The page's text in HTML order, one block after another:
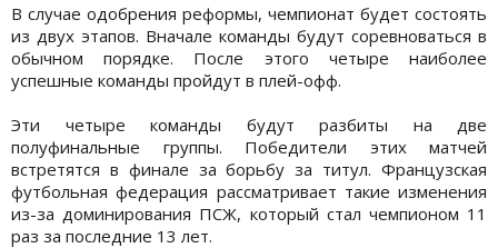
В случае одобрения реформы, чемпионат будет состоять
из двух этапов. Вначале команды будут соревноваться в
обычном порядке. После этого четыре наиболее
успешные команды пройдут в плей-офф.
Эти четыре команды будут разбиты на две
полуфинальные группы. Победители этих матчей
встретятся в финале за борьбу за титул. Французская
футбольная федерация рассматривает такие изменения
из-за доминирования ПСЖ, который стал чемпионом 11
раз за последние 13 лет.